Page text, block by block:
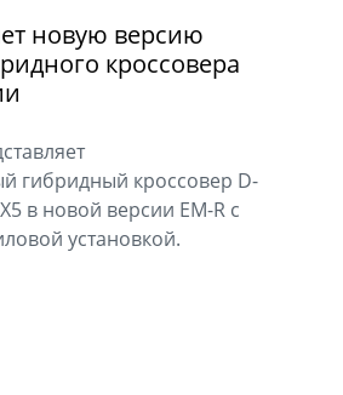
новую версию
кроссовера
гибридный кроссовер D-
в новой версии EM-R с
установкой.